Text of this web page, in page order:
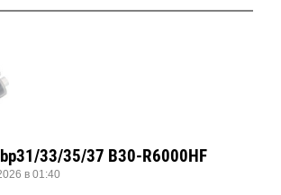
33/35/37 B30-R6000HF
в 01:40